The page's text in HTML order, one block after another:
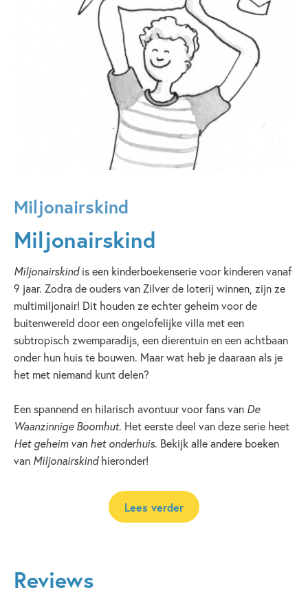
Miljonairskind
Miljonairskind
Miljonairskindis een kinderboekenserie voor kinderen vanaf
9 jaar. Zodra de ouders van Zilver de loterij winnen, zijn ze
multimiljonair! Dit houden ze echter geheim voor de
buitenwereld door een ongelofelijke villa met een
subtropisch zwemparadijs, een dierentuin en een achtbaan
onder hun huis te bouwen. Maar wat heb je daaraan als je
het met niemand kunt delen?
Een spannend en hilarisch avontuur voor fans van De
Waanzinnige Boomhut. Het eerste deel van deze serie heet
Het geheim van het onderhuis. Bekijk alle andere boeken
van Miljonairskindhieronder!
Lees verder
Reviews